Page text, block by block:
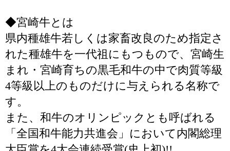
◆宮崎牛とは
県内種雄牛若しくは家畜改良のため指定さ
れた種雄牛を一代祖にもつもので、宮崎生
まれ・宮崎育ちの黒毛和牛の中で肉質等級
4等級以上のものだけに与えられる名称で
す。
また、和牛のオリンピックとも呼ばれる
「全国和牛能力共進会」において内閣総理